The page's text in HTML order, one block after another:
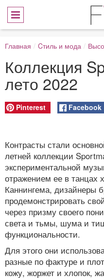
Главная / Cтиль и мода /
Коллекция
лето 2022
Pinterest Facebook
Контрасты стали
летней коллекции
экспериментальной
отражением ее в танцах
Каннингема, дизайнеры
продемонстрировать
через призму своего
света и тьмы, шума и
функциональности.
Для этого они
разные по фактуре и
кожу, жоржет и хлопок,